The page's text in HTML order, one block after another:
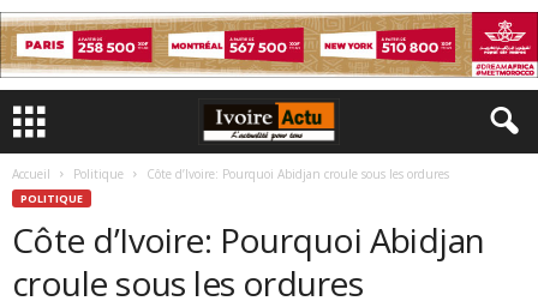
Accueil Politique Côte d’Ivoire: Pourquoi Abidjan croule sous les ordures
POLITIQUE
Côte d’Ivoire: Pourquoi Abidjan
croule sous les ordures